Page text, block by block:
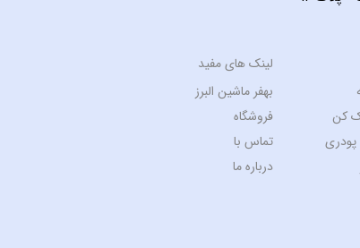
کن
پودری
لینک های مفید
بهفر ماشین البرز
فروشگاه
تماس با
درباره ما